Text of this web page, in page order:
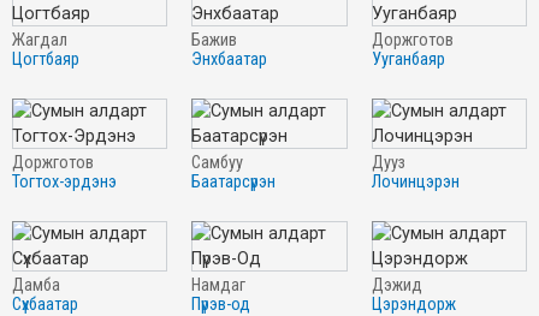
жагдал
цогтбаяр
бажив
энхбаатар
доржготов
ууганбаяр
доржготов
тогтох-эрдэнэ
самбуу
баатарсүрэн
дууз
лочинцэрэн
дамба
сүхбаатар
намдаг
пүрэв-од
дэжид
цэрэндорж